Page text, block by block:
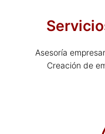
Asesoría
Creación de